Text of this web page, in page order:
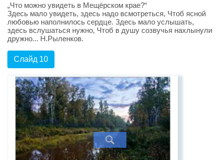
„Что можно увидеть в Мещёрском крае?“
Здесь мало увидеть, здесь надо всмотреться, Чтоб ясной
любовью наполнилось сердце. Здесь мало услышать,
здесь вслушаться нужно, Чтоб в душу созвучья нахлынули
дружно... Н.Рыленков.
Слайд 10